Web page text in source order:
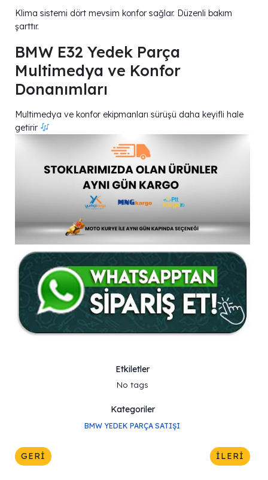
Klima sistemi dört mevsim konfor sağlar. Düzenli bakım
şarttır.
BMW E32 Yedek Parça
Multimedya ve Konfor
Donanımları
Multimedya ve konfor ekipmanları sürüşü daha keyifli hale
getirir
Etkiletler
No tags
Kategoriler
BMW YEDEK PARÇA SATIŞI
GERI İLERI